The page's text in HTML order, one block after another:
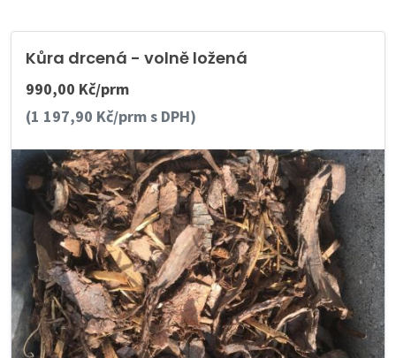
Kůra drcená - volně ložená
990,00 Kč/prm
(1 197,90 Kč/prm s DPH)